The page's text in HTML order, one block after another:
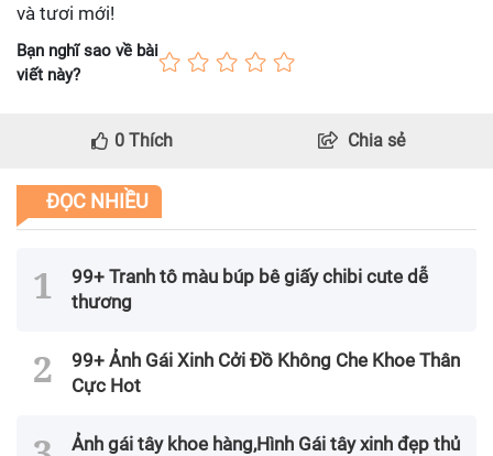
và tươi mới!
Bạn nghĩ sao về bài
viết này?
0 Thích Chia sẻ
ĐỌC NHIỀU
99+ Tranh tô màu búp bê giấy chibi cute dễ
thương
99+ Ảnh Gái Xinh Cởi Đồ Không Che Khoe Thân
Cực Hot
Ảnh gái tây khoe hàng,Hình Gái tây xinh đẹp thủ